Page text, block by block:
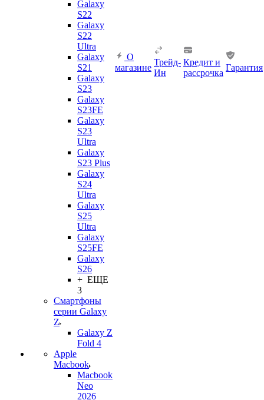
Galaxy
S22
Galaxy
S22
Ultra
Galaxy
S21
Galaxy
S23
Galaxy
S23FE
Galaxy
S23
Ultra
Galaxy
S23 Plus
Galaxy
S24
Ultra
Galaxy
S25
Ultra
Galaxy
S25FE
Galaxy
S26
+ ЕЩЕ
3
Смартфоны
серии Galaxy
Z
Galaxy Z
Fold 4
Apple
Macbook
Macbook
Neo
2026
О
магазине
Трейд-
Ин
Кредит и
рассрочка
Гарантия